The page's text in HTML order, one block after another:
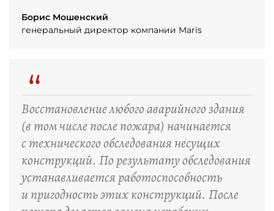
Борис Мошенский
генеральный директор компании Maris
“
Восстановление любого аварийного здания
(в том числе после пожара) начинается
с технического обследования несущих
конструкций. По результату обследования
устанавливается работоспособность
и пригодность этих конструкций. После